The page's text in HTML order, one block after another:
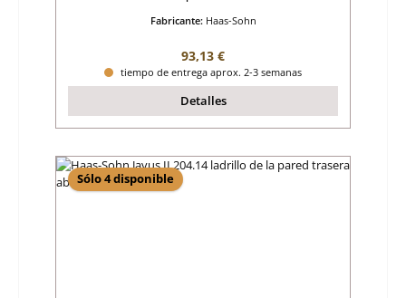
Fabricante: Haas-Sohn
Precio normal:
93,13 €
tiempo de entrega aprox. 2-3 semanas
Detalles
Sólo 4 disponible